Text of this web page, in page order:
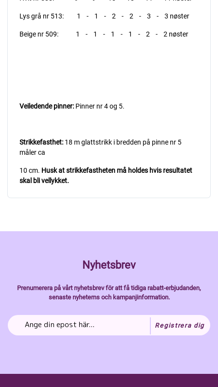
Lys grå nr 513: 1 - 1 - 2 - 2 - 3 - 3 nøster
Beige nr 509: 1 - 1 - 1 - 1 - 2 - 2 nøster
Veiledende pinner: Pinner nr 4 og 5.
Strikkefasthet: 18 m glattstrikk i bredden på pinne nr 5
måler ca
10 cm. Husk at strikkefastheten må holdes hvis resultatet
skal bli vellykket.
Nyhetsbrev
Prenumerera på vårt nyhetsbrev för att få tidiga rabatt-erbjudanden,
senaste nyheterns och kampanjinformation.
Registrera dig